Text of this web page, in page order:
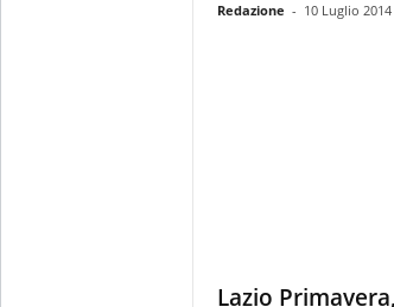
Redazione - 10 Luglio 2014
Lazio